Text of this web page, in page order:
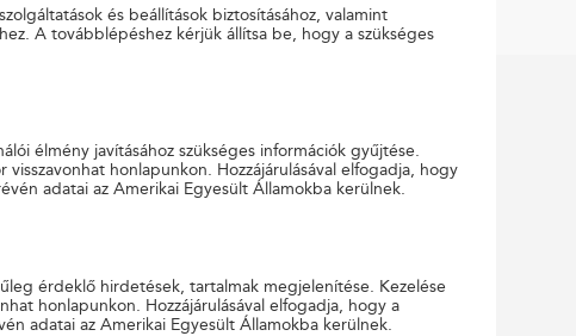
ÁSZF - ARCHÍVUM
és beállítások biztosításához, valamint
A továbblépéshez kérjük állítsa be, hogy a szükséges
élmény javításához szükséges információk gyűjtése.
visszavonhat honlapunkon. Hozzájárulásával elfogadja, hogy
adatai az Amerikai Egyesült Államokba kerülnek.
érdeklő hirdetések, tartalmak megjelenítése. Kezelése
honlapunkon. Hozzájárulásával elfogadja, hogy a
adatai az Amerikai Egyesült Államokba kerülnek.